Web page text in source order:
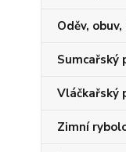
Oděv,
Sumcařský
Vláčkařský
Zimní